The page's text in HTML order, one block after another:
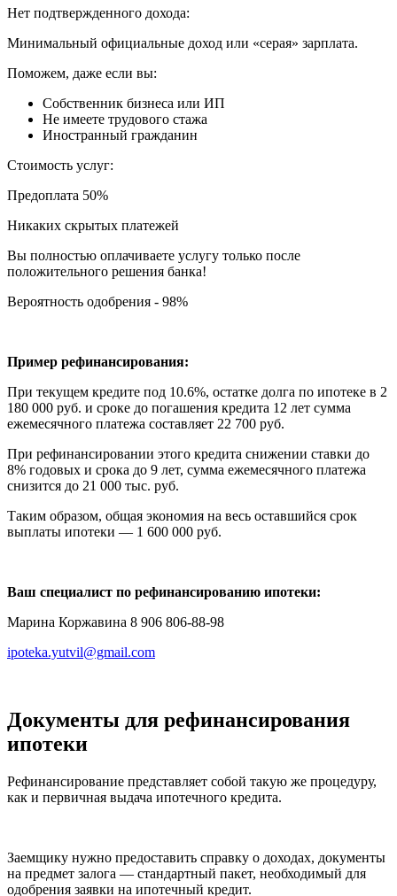
Нет подтвержденного дохода:
Минимальный официальные доход или «серая» зарплата.
Поможем, даже если вы:
Собственник бизнеса или ИП
Не имеете трудового стажа
Иностранный гражданин
Стоимость услуг:
Предоплата 50%
Никаких скрытых платежей
Вы полностью оплачиваете услугу только после
положительного решения банка!
Вероятность одобрения - 98%
Пример рефинансирования:
При текущем кредите под 10.6%, остатке долга по ипотеке в 2
180 000 руб. и сроке до погашения кредита 12 лет сумма
ежемесячного платежа составляет 22 700 руб.
При рефинансировании этого кредита снижении ставки до
8% годовых и срока до 9 лет, сумма ежемесячного платежа
снизится до 21 000 тыс. руб.
Таким образом, общая экономия на весь оставшийся срок
выплаты ипотеки — 1 600 000 руб.
Ваш специалист по рефинансированию ипотеки:
Марина Коржавина 8 906 806-88-98
ipoteka.yutvil@gmail.com
Документы для рефинансирования
ипотеки
Рефинансирование представляет собой такую же процедуру,
как и первичная выдача ипотечного кредита.
Заемщику нужно предоставить справку о доходах, документы
на предмет залога — стандартный пакет, необходимый для
одобрения заявки на ипотечный кредит.